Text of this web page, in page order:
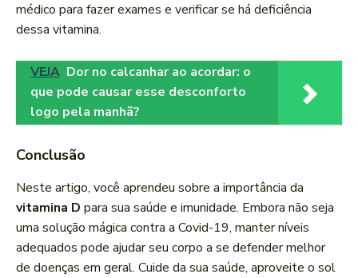
médico para fazer exames e verificar se há deficiência
dessa vitamina.
VEJA Dor no calcanhar ao acordar: o
que pode causar esse desconforto
logo pela manhã?
Conclusão
Neste artigo, você aprendeu sobre a importância da
vitamina D para sua saúde e imunidade. Embora não seja
uma solução mágica contra a Covid-19, manter níveis
adequados pode ajudar seu corpo a se defender melhor
de doenças em geral. Cuide da sua saúde, aproveite o sol